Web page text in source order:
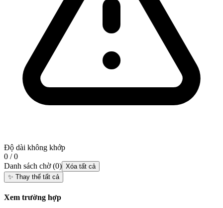
Độ dài không khớp
0 / 0
Danh sách chờ(0) Xóa tất cả
✨ Thay thế tất cả
Xem trường hợp